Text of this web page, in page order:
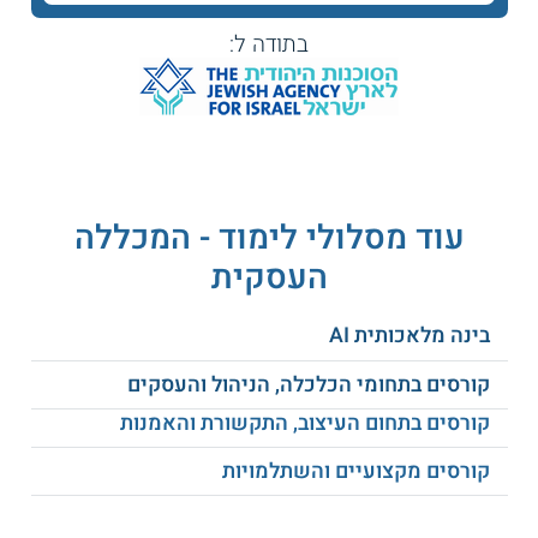
נושאי לימוד
בין הנושאים הנלמדים במהלך הקורס:
ניהול סיכונים.
ועדות הדירקטוריון.
ניתוח דוחות כספיים.
עסקאות בעלי שליטה.
אתיקה וחובת האמונים.
חובת הזהירות והמיומנות.
המבקר הפנימי ורואה החשבון.
חובותיו וזכויותיו של הדירקטור.
ועוד.
סגל
בתודה ל:
עוד מסלולי לימוד - המכללה
העסקית
בינה מלאכותית AI
קורסים בתחומי הכלכלה, הניהול והעסקים
קורסים בתחום העיצוב, התקשורת והאמנות
קורסים מקצועיים והשתלמויות